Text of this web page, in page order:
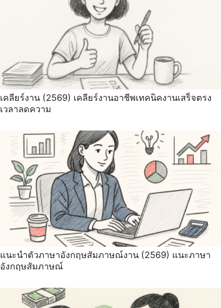
เคลียร์งาน (2569) เคลียร์งานอาชีพเทคนิคงานเสร็จตรง
เวลาลดความ
แนะนําตัวภาษาอังกฤษสัมภาษณ์งาน (2569) ‍แนะภาษา
อังกฤษสัมภาษณ์